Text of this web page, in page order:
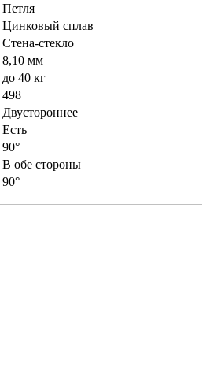
Петля
Цинковый сплав
Стена-стекло
8,10 мм
до 40 кг
498
Двустороннее
Есть
90°
В обе стороны
90°